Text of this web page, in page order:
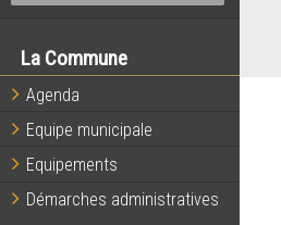
La Commune
Agenda
Equipe municipale
Equipements
Démarches administratives